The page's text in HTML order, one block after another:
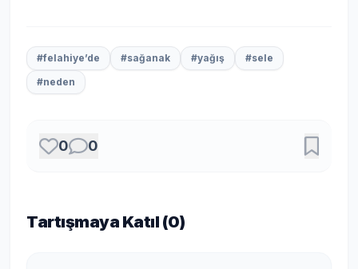
#felahiye’de #sağanak #yağış
#sele
#neden
0 0
Tartışmaya Katıl (0)